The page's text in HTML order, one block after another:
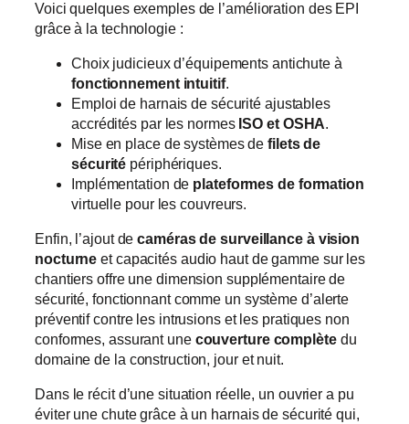
Voici quelques exemples de l’amélioration des EPI
grâce à la technologie :
Choix judicieux d’équipements antichute à
fonctionnement intuitif.
Emploi de harnais de sécurité ajustables
accrédités par les normes ISO et OSHA.
Mise en place de systèmes defilets de
sécurité périphériques.
Implémentation de plateformes de formation
virtuelle pour les couvreurs.
Enfin, l’ajout decaméras de surveillance à vision
nocturne et capacités audio haut de gamme sur les
chantiers offre une dimension supplémentaire de
sécurité, fonctionnant comme un système d’alerte
préventif contre les intrusions et les pratiques non
conformes, assurant une couverture complètedu
domaine de la construction, jour et nuit.
Dans le récit d’une situation réelle, un ouvrier a pu
éviter une chute grâce à un harnais de sécurité qui,